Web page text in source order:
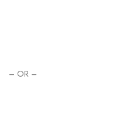
– OR –